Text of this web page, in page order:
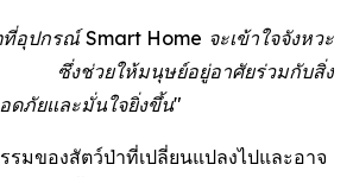
อุปกรณ์ Smart Home จะเข้าใจจังหวะ
ซึ่งช่วยให้มนุษย์อยู่อาศัยร่วมกับสิ่ง
ดภัยและมั่นใจยิ่งขึ้น"
รมของสัตว์ป่าที่เปลี่ยนแปลงไปและอาจ